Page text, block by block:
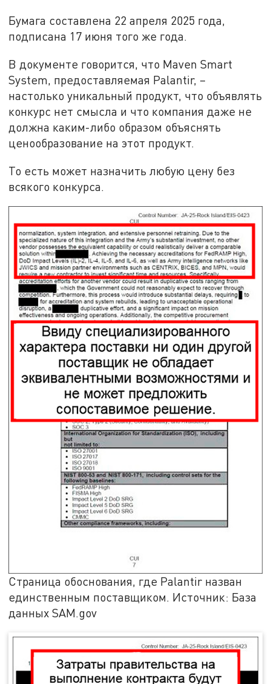
Бумага составлена 22 апреля 2025 года,
подписана 17 июня того же года.
В документе говорится, что Maven Smart
System, предоставляемая Palantir, –
настолько уникальный продукт, что объявлять
конкурс нет смысла и что компания даже не
должна каким-либо образом объяснять
ценообразование на этот продукт.
То есть может назначить любую цену без
всякого конкурса.
Страница обоснования, где Palantir назван
единственным поставщиком. Источник: База
данных SAM.gov